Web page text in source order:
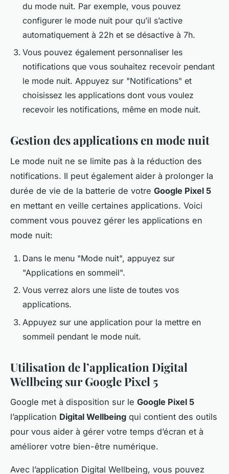
du mode nuit. Par exemple, vous pouvez
configurer le mode nuit pour qu’il s’active
automatiquement à 22h et se désactive à 7h.
Vous pouvez également personnaliser les
notifications que vous souhaitez recevoir pendant
le mode nuit. Appuyez sur "Notifications" et
choisissez les applications dont vous voulez
recevoir les notifications, même en mode nuit.
Gestion des applications en mode nuit
Le mode nuit ne se limite pas à la réduction des
notifications. Il peut également aider à prolonger la
durée de vie de la batterie de votre Google Pixel 5
en mettant en veille certaines applications. Voici
comment vous pouvez gérer les applications en
mode nuit:
Dans le menu "Mode nuit", appuyez sur
"Applications en sommeil".
Vous verrez alors une liste de toutes vos
applications.
Appuyez sur une application pour la mettre en
sommeil pendant le mode nuit.
Utilisation de l’application Digital
Wellbeing sur Google Pixel 5
Google met à disposition sur le Google Pixel 5
l’application Digital Wellbeing qui contient des outils
pour vous aider à gérer votre temps d’écran et à
améliorer votre bien-être numérique.
Avec l’application Digital Wellbeing, vous pouvez